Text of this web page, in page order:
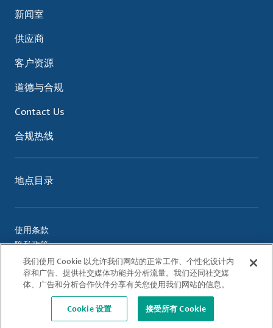
新闻室
供应商
客户资源
道德与合规
Contact Us
合规热线
地点目录
使用条款
隐私政策
Cookie 政策
© 2026 Albemarle Corporation. All Rights Reserved.
我们使用 Cookie 以允许我们网站的正常工作、个性化设计内
容和广告、提供社交媒体功能并分析流量。我们还同社交媒
体、广告和分析合作伙伴分享有关您使用我们网站的信息。
Cookie 设置 接受所有 Cookie